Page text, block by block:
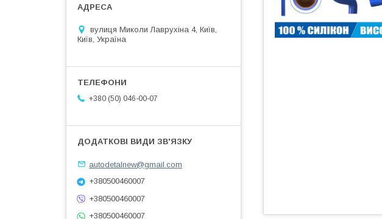
вулиця Миколи Лаврухіна 4, Київ,
Київ, Україна
+380 (50) 046-00-07
autodetalnew@gmail.com
+380500460007
+380500460007
+380500460007